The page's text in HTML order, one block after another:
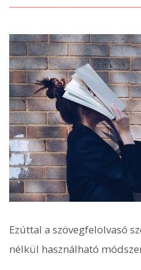
Ezúttal a szövegfelolvasó
nélkül használható